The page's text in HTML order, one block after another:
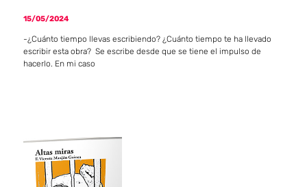
15/05/2024
-¿Cuánto tiempo llevas escribiendo? ¿Cuánto tiempo te ha llevado
escribir esta obra? Se escribe desde que se tiene el impulso de
hacerlo. En mi caso